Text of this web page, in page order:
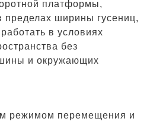
платформы,
пределах ширины гусениц,
в условиях
без
и окружающих
режимом перемещения и